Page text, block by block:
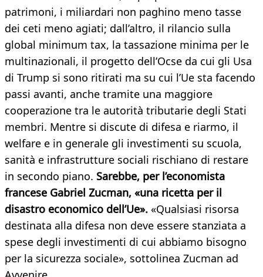
patrimoni, i miliardari non paghino meno tasse
dei ceti meno agiati; dall’altro, il rilancio sulla
global minimum tax, la tassazione minima per le
multinazionali, il progetto dell’Ocse da cui gli Usa
di Trump si sono ritirati ma su cui l’Ue sta facendo
passi avanti, anche tramite una maggiore
cooperazione tra le autorità tributarie degli Stati
membri. Mentre si discute di difesa e riarmo, il
welfare e in generale gli investimenti su scuola,
sanità e infrastrutture sociali rischiano di restare
in secondo piano. Sarebbe, per l’economista
francese Gabriel Zucman, «una ricetta per il
disastro economico dell’Ue». «Qualsiasi risorsa
destinata alla difesa non deve essere stanziata a
spese degli investimenti di cui abbiamo bisogno
per la sicurezza sociale», sottolinea Zucman ad